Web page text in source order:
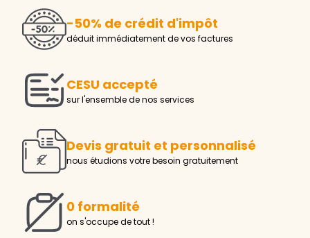
-50% de crédit d'impôt
déduit immédiatement de vos factures
CESU accepté
sur l'ensemble de nos services
Devis gratuit et personnalisé
nous étudions votre besoin gratuitement
0 formalité
on s'occupe de tout !